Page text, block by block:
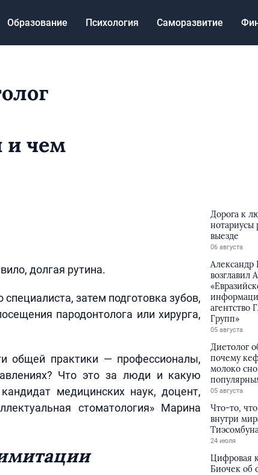
Образование Психология Саморазвитие
и чем
долгая рутина.
затем подготовка зубов,
пародонтолога или хирурга,
общей практики — профессионалы,
Что это за люди и какую
медицинских наук, доцент,
стоматология» Марина
Дорога к
нотариусы
выезде
06 августа
Александр
возглавил
агентство
Групп»
05 августа
Диетолог
почему
молоко
05 августа
Что-то,
внутри
24 июля
Цифровая
Биочек об